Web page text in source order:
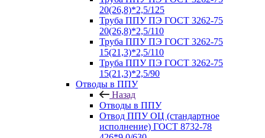
20(26,8)*2,5/125
Труба ППУ ПЭ ГОСТ 3262-75
20(26,8)*2,5/110
Труба ППУ ПЭ ГОСТ 3262-75
15(21,3)*2,5/110
Труба ППУ ПЭ ГОСТ 3262-75
15(21,3)*2,5/90
Отводы в ППУ
Назад
Отводы в ППУ
Отвод ППУ ОЦ (стандартное
исполнение) ГОСТ 8732-78